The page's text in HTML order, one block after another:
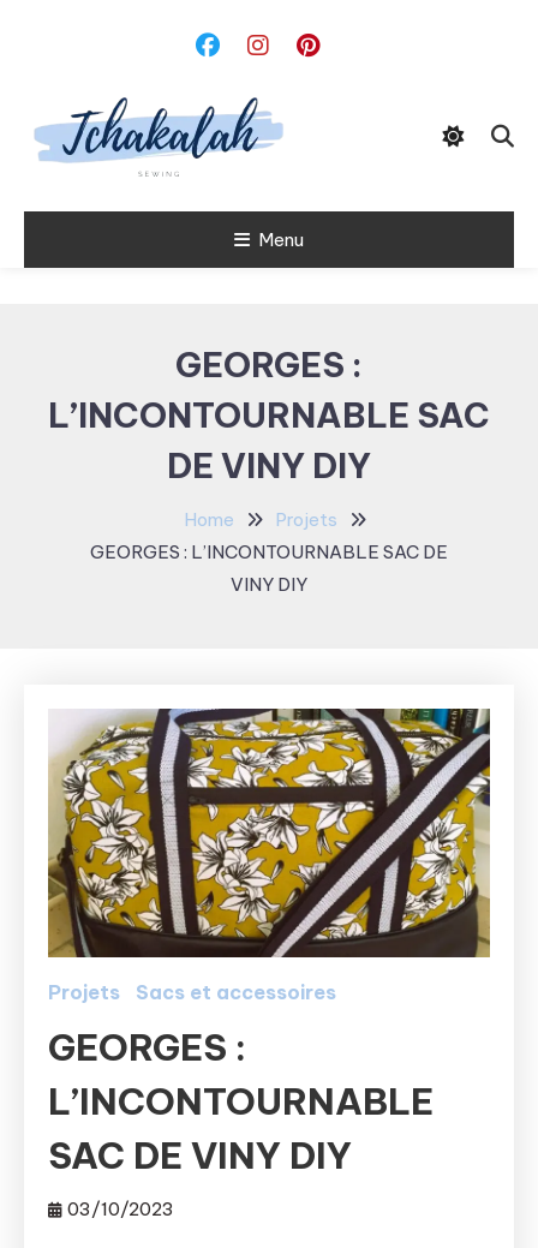
Tchakalah Menu
GEORGES :
L’INCONTOURNABLE SAC
DE VINY DIY
Home
Projets
GEORGES : L’INCONTOURNABLE SAC DE
VINY DIY
Projets Sacs et accessoires
GEORGES :
L’INCONTOURNABLE
SAC DE VINY DIY
03/10/2023